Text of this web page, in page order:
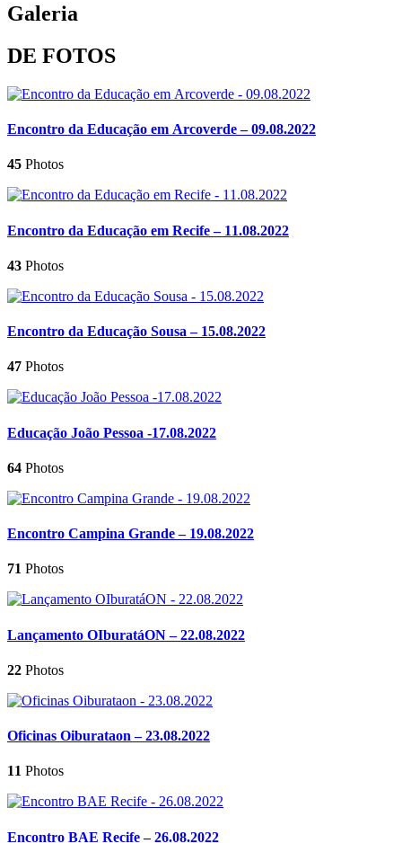
Galeria
DE FOTOS
Encontro da Educação em Arcoverde – 09.08.2022
45 Photos
Encontro da Educação em Recife – 11.08.2022
43 Photos
Encontro da Educação Sousa – 15.08.2022
47 Photos
Educação João Pessoa -17.08.2022
64 Photos
Encontro Campina Grande – 19.08.2022
71 Photos
Lançamento OIburatáON – 22.08.2022
22 Photos
Oficinas Oiburataon – 23.08.2022
11 Photos
Encontro BAE Recife – 26.08.2022